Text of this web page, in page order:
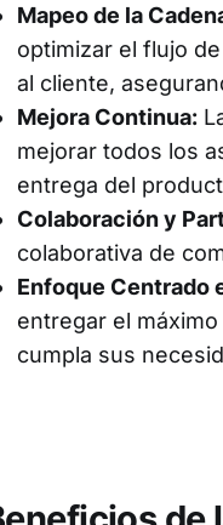
Mapeo de la
optimizar el flujo
al cliente,
Mejora Continua:
mejorar todos los
entrega del
Colaboración y
colaborativa de
Enfoque Centrado
entregar el
cumpla sus